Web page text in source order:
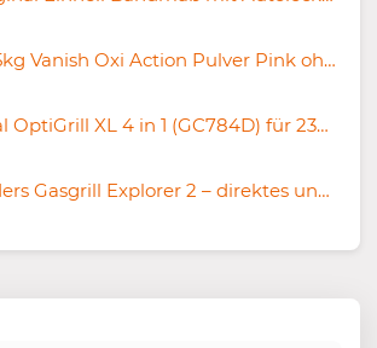
🧺 1,125kg Vanish Oxi Action Pulver Pink ohne Chlor ab 8,87€ (statt 15€)
🥩 Tefal OptiGrill XL 4 in 1 (GC784D) für 239,99€ (statt 280€)
🥩 Enders Gasgrill Explorer 2 – direktes und indirektes Grillen für 104,99€ (statt 122€)